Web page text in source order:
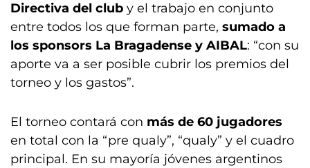
Directiva del club y el trabajo en conjunto
entre todos los que forman parte, sumado a
los sponsors La Bragadense y AIBAL: “con su
aporte va a ser posible cubrir los premios del
torneo y los gastos”.
El torneo contará con más de 60 jugadores
en total con la “pre qualy”, “qualy” y el cuadro
principal. En su mayoría jóvenes argentinos